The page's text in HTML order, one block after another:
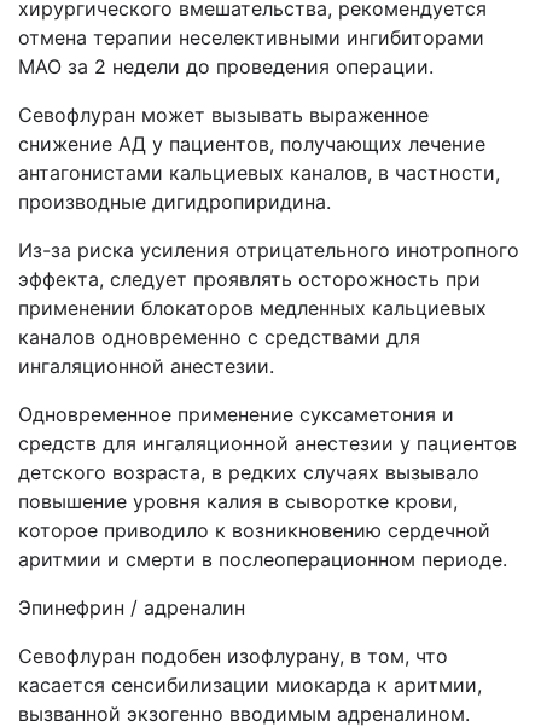
хирургического вмешательства, рекомендуется
отмена терапии неселективными ингибиторами
МАО за 2 недели до проведения операции.
Севофлуран может вызывать выраженное
снижение АД у пациентов, получающих лечение
антагонистами кальциевых каналов, в частности,
производные дигидропиридина.
Из-за риска усиления отрицательного инотропного
эффекта, следует проявлять осторожность при
применении блокаторов медленных кальциевых
каналов одновременно с средствами для
ингаляционной анестезии.
Одновременное применение суксаметония и
средств для ингаляционной анестезии у пациентов
детского возраста, в редких случаях вызывало
повышение уровня калия в сыворотке крови,
которое приводило к возникновению сердечной
аритмии и смерти в послеоперационном периоде.
Эпинефрин / адреналин
Севофлуран подобен изофлурану, в том, что
касается сенсибилизации миокарда к аритмии,
вызванной экзогенно вводимым адреналином.